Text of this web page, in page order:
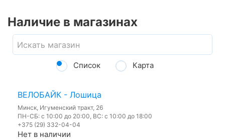
Наличие в магазинах
Список Карта
ВЕЛОБАЙК - Лошица
Минск, Игуменский тракт, 26
ПН-СБ: с 10:00 до 20:00, ВС: с 10:00 до 18:00
+375 (29) 332-04-04
Нет в наличии